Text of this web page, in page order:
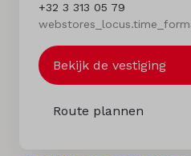
+32 3 313 05 79
Bekijk de vestiging
Route plannen